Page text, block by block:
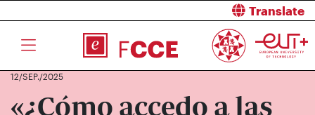
Translate
12/SEP./2025
«¿Cómo accedo a las